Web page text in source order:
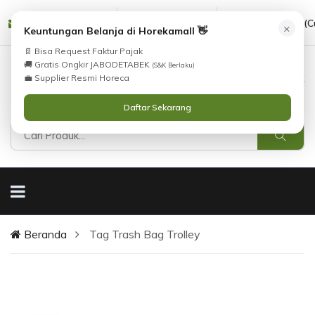
(021) 38783380 08551688000
Masuk
×
Keuntungan Belanja di Horekamall 👋
📄 Bisa Request Faktur Pajak
🚚 Gratis Ongkir JABODETABEK (S&K Berlaku)
💼 Supplier Resmi Horeca
Daftar Sekarang
Beranda Tag Trash Bag Trolley